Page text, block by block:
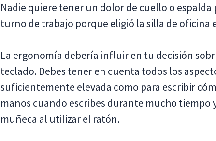
Nadie quiere tener un dolor de cuello o
turno de trabajo porque eligió la silla de oficina
La ergonomía debería influir en tu decisión
teclado. Debes tener en cuenta todos los
suficientemente elevada como para escribir
manos cuando escribes durante mucho tiempo
muñeca al utilizar el ratón.